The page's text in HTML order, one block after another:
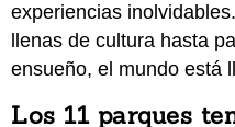
experiencias
llenas de cultura hasta
ensueño, el mundo está
Los 11 parques